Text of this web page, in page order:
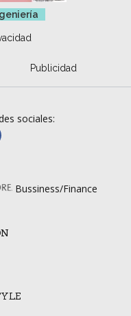
Publicidad
sociales:
Bussiness/Finance